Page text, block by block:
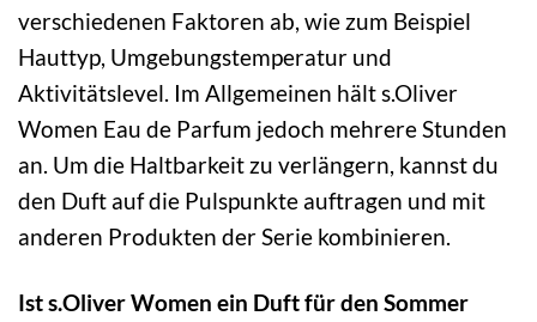
verschiedenen Faktoren ab, wie zum Beispiel
Hauttyp, Umgebungstemperatur und
Aktivitätslevel. Im Allgemeinen hält s.Oliver
Women Eau de Parfum jedoch mehrere Stunden
an. Um die Haltbarkeit zu verlängern, kannst du
den Duft auf die Pulspunkte auftragen und mit
anderen Produkten der Serie kombinieren.
Ist s.Oliver Women ein Duft für den Sommer